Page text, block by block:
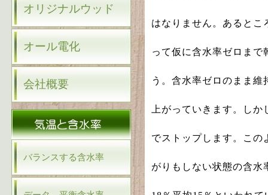
はなりません。あると
って仮に含水率ゼロま
う。含水率ゼロのまま
上がっていきます。し
でストップします。こ
がりもしない状態の含
オリジナルウッド
オール電化
会社概要
バランスする含水率